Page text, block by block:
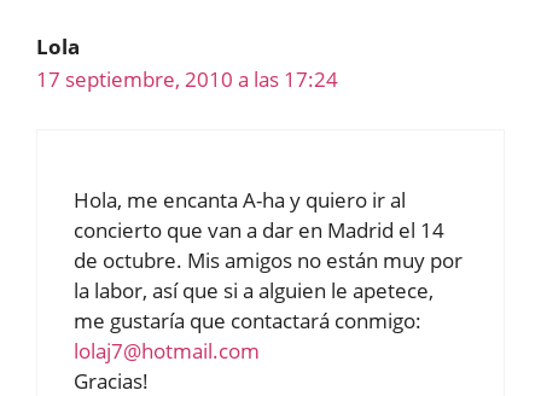
Lola
17 septiembre, 2010 a las 17:24
Hola, me encanta A-ha y quiero ir al
concierto que van a dar en Madrid el 14
de octubre. Mis amigos no están muy por
la labor, así que si a alguien le apetece,
me gustaría que contactará conmigo:
lolaj7@hotmail.com
Gracias!